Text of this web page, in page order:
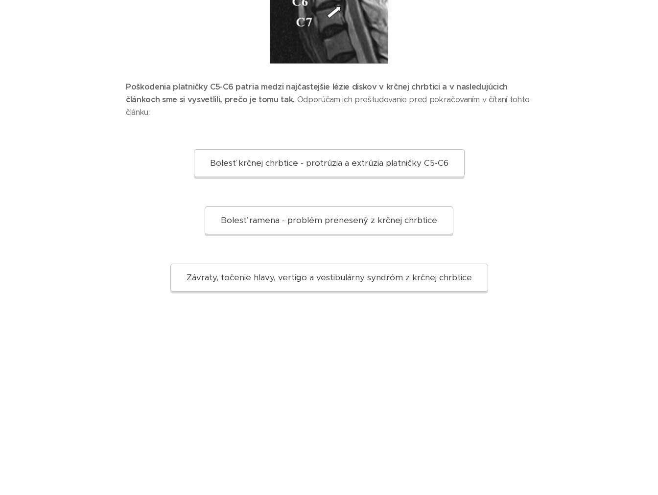
Poškodenia platničky C5-C6 patria medzi najčastejšie lézie diskov v krčnej chrbtici a v nasledujúcich
článkoch sme si vysvetlili, prečo je tomu tak. Odporúčam ich preštudovanie pred pokračovaním v čítaní tohto
článku:
Bolesť krčnej chrbtice - protrúzia a extrúzia platničky C5-C6
Bolesť ramena - problém prenesený z krčnej chrbtice
Závraty, točenie hlavy, vertigo a vestibulárny syndróm z krčnej chrbtice